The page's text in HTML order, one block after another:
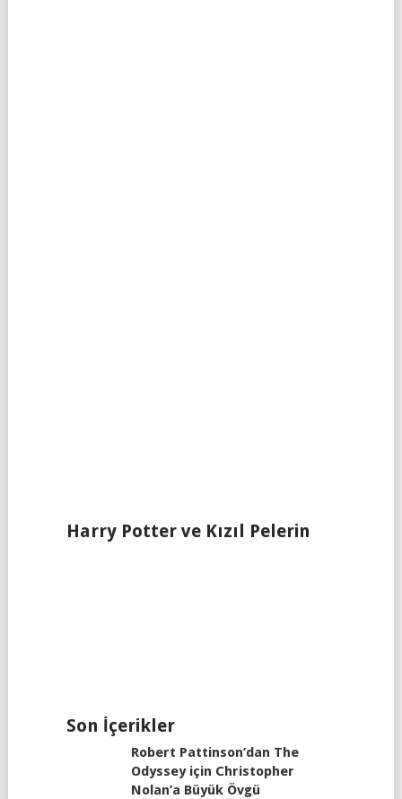
Harry Potter ve Kızıl Pelerin
Son İçerikler
Robert Pattinson’dan The
Odyssey için Christopher
Nolan’a Büyük Övgü